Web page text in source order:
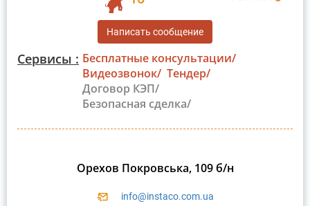
Написать сообщение
Сервисы : Бесплатные консультации/
Видеозвонок/ Тендер/
Договор КЭП/
Безопасная сделка/
Орехов Покровська, 109 б/н
info@instaco.com.ua